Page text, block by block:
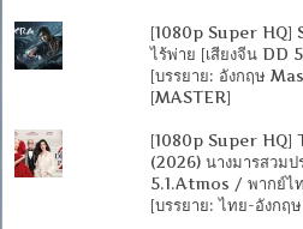
[1080p Super HQ]
ไร้พ่าย [เสียงจีน DD
[บรรยาย: อังกฤษ
[MASTER]
[1080p Super HQ]
(2026) นางมารสวมป
5.1.Atmos / พากย์ไ
[บรรยาย: ไทย-อังกฤ